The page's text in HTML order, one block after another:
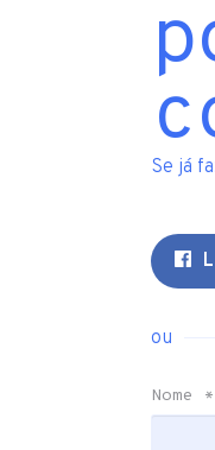
Se já
ou
Nome *